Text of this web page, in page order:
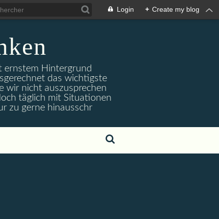
Login + Create my blog
ernstem Hintergrund
das wichtigste
wir nicht auszusprechen
täglich mit Situationen
zu gerne hinausschr